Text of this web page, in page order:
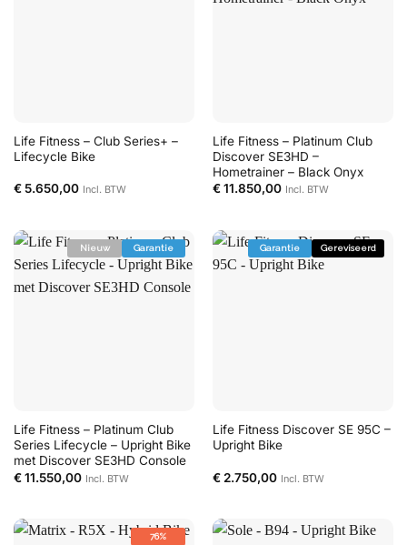
Life Fitness – Club Series+ –
Lifecycle Bike
€5.650,00 Incl. BTW
Life Fitness – Platinum Club
Discover SE3HD –
Hometrainer – Black Onyx
€11.850,00 Incl. BTW
Nieuw Garantie
Life Fitness – Platinum Club
Series Lifecycle – Upright Bike
met Discover SE3HD Console
€11.550,00 Incl. BTW
Garantie Gereviseerd
Life Fitness Discover SE 95C –
Upright Bike
€2.750,00 Incl. BTW
76%